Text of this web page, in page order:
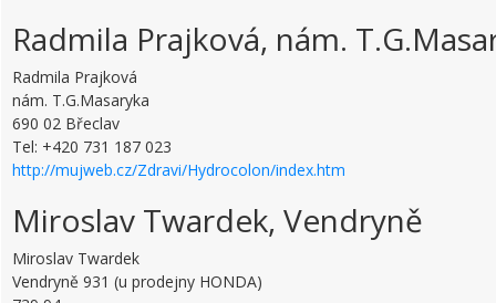
Radmila Prajková, nám.
Radmila Prajková
nám. T.G.Masaryka
690 02 Břeclav
Tel: +420 731 187 023
http://mujweb.cz/Zdravi/Hydrocolon/index.htm
Miroslav Twardek, Vendryně
Miroslav Twardek
Vendryně 931 (u prodejny HONDA)